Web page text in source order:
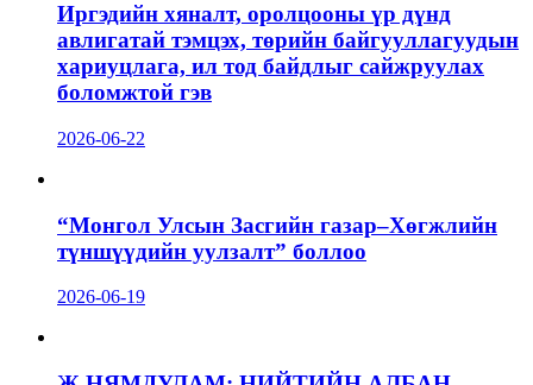
Иргэдийн хяналт, оролцооны үр дүнд
авлигатай тэмцэх, төрийн байгууллагуудын
хариуцлага, ил тод байдлыг сайжруулах
боломжтой гэв
2026-06-22
“Монгол Улсын Засгийн газар–Хөгжлийн
түншүүдийн уулзалт” боллоо
2026-06-19